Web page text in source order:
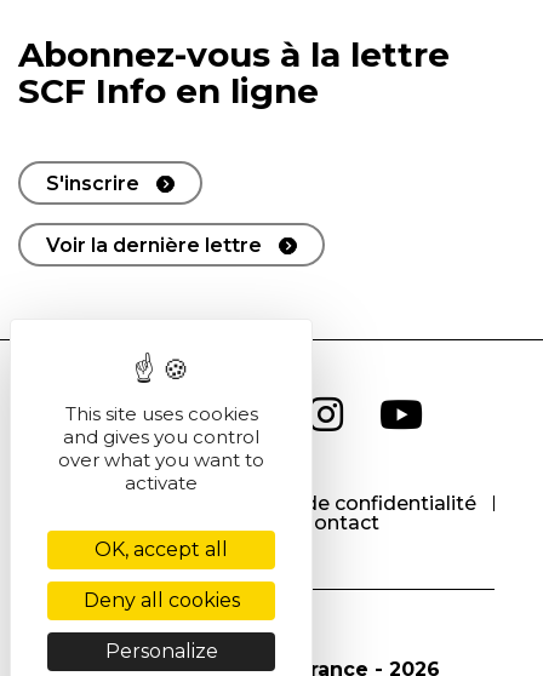
Abonnez-vous à la lettre
SCF Info en ligne
S'inscrire
Voir la dernière lettre
Politique de confidentialité
Contact
© Société Chimique de France - 2026
This site uses cookies
and gives you control
over what you want to
activate
OK, accept all
Deny all cookies
Personalize